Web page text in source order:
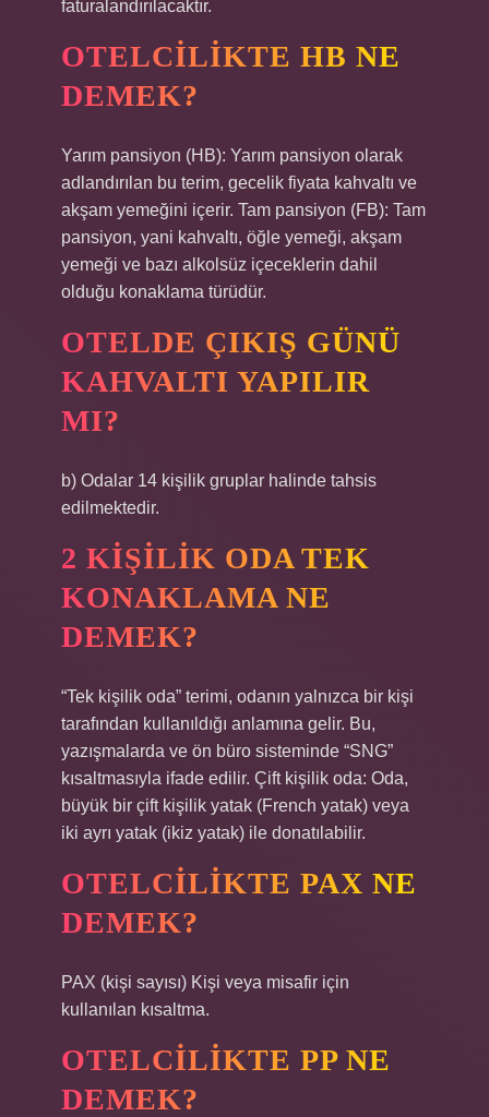
faturalandırılacaktır.
OTELCILIKTE HB NE
DEMEK?
Yarım pansiyon (HB): Yarım pansiyon olarak
adlandırılan bu terim, gecelik fiyata kahvaltı ve
akşam yemeğini içerir. Tam pansiyon (FB): Tam
pansiyon, yani kahvaltı, öğle yemeği, akşam
yemeği ve bazı alkolsüz içeceklerin dahil
olduğu konaklama türüdür.
OTELDE ÇIKIŞ GÜNÜ
KAHVALTI YAPILIR
MI?
b) Odalar 14 kişilik gruplar halinde tahsis
edilmektedir.
2 KIŞILIK ODA TEK
KONAKLAMA NE
DEMEK?
“Tek kişilik oda” terimi, odanın yalnızca bir kişi
tarafından kullanıldığı anlamına gelir. Bu,
yazışmalarda ve ön büro sisteminde “SNG”
kısaltmasıyla ifade edilir. Çift kişilik oda: Oda,
büyük bir çift kişilik yatak (French yatak) veya
iki ayrı yatak (ikiz yatak) ile donatılabilir.
OTELCILIKTE PAX NE
DEMEK?
PAX (kişi sayısı) Kişi veya misafir için
kullanılan kısaltma.
OTELCILIKTE PP NE
DEMEK?